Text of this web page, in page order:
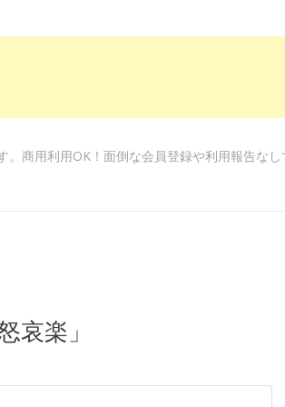
商用利用OK！面倒な会員登録や利用報告なし
哀楽」